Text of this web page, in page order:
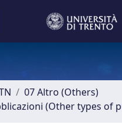
07 Altro (Others)
(Other types of